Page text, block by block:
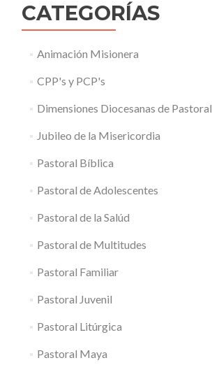
CATEGORÍAS
Animación Misionera
CPP's y PCP's
Dimensiones Diocesanas de Pastoral
Jubileo de la Misericordia
Pastoral Bíblica
Pastoral de Adolescentes
Pastoral de la Salúd
Pastoral de Multitudes
Pastoral Familiar
Pastoral Juvenil
Pastoral Litúrgica
Pastoral Maya